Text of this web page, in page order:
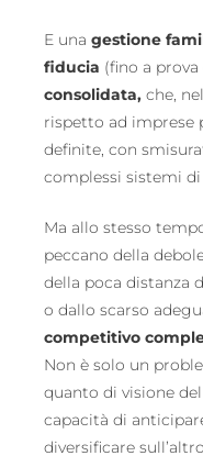
E unagestione
fiducia (fino a
consolidata, che,
rispetto ad imprese
definite, con
complessi sistemi di
Ma allo stesso
peccano della
della poca distanza
o dallo scarso
competitivo
Non è solo un
quanto di visione
capacità di
diversificare